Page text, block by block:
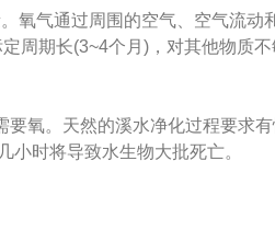
氧气通过周围的空气、空气流
周期长(3~4个月)，对其他物质
。天然的溪水净化过程要求
小时将导致水生物大批死亡。